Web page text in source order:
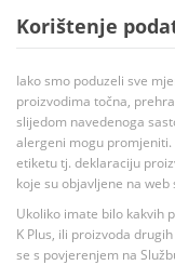
Korištenje
Iako smo poduzeli sve
proizvodima točna,
slijedom navedenoga
alergeni mogu
etiketu tj. deklaraciju
koje su objavljene na web
Ukoliko imate bilo kakvih
K Plus, ili proizvoda
se s povjerenjem na